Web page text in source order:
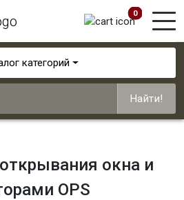
0
категорий
Найти!
окна и
OPS